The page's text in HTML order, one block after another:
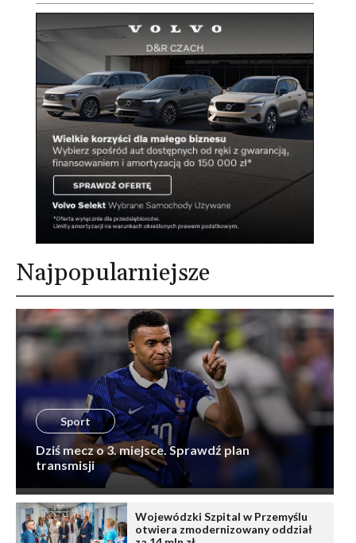
Najpopularniejsze
Sport
Dziś mecz o 3. miejsce. Sprawdź plan
transmisji
Wojewódzki Szpital w Przemyślu
otwiera zmodernizowany oddział